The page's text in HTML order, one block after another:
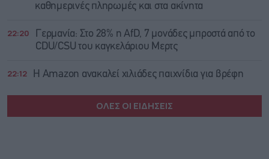
καθημερινές πληρωμές και στα ακίνητα
22:20
Γερμανία: Στο 28% η AfD, 7 μονάδες μπροστά από το
CDU/CSU του καγκελάριου Μερτς
22:12 Η Amazon ανακαλεί χιλιάδες παιχνίδια για βρέφη
ΟΛΕΣ ΟΙ ΕΙΔΗΣΕΙΣ